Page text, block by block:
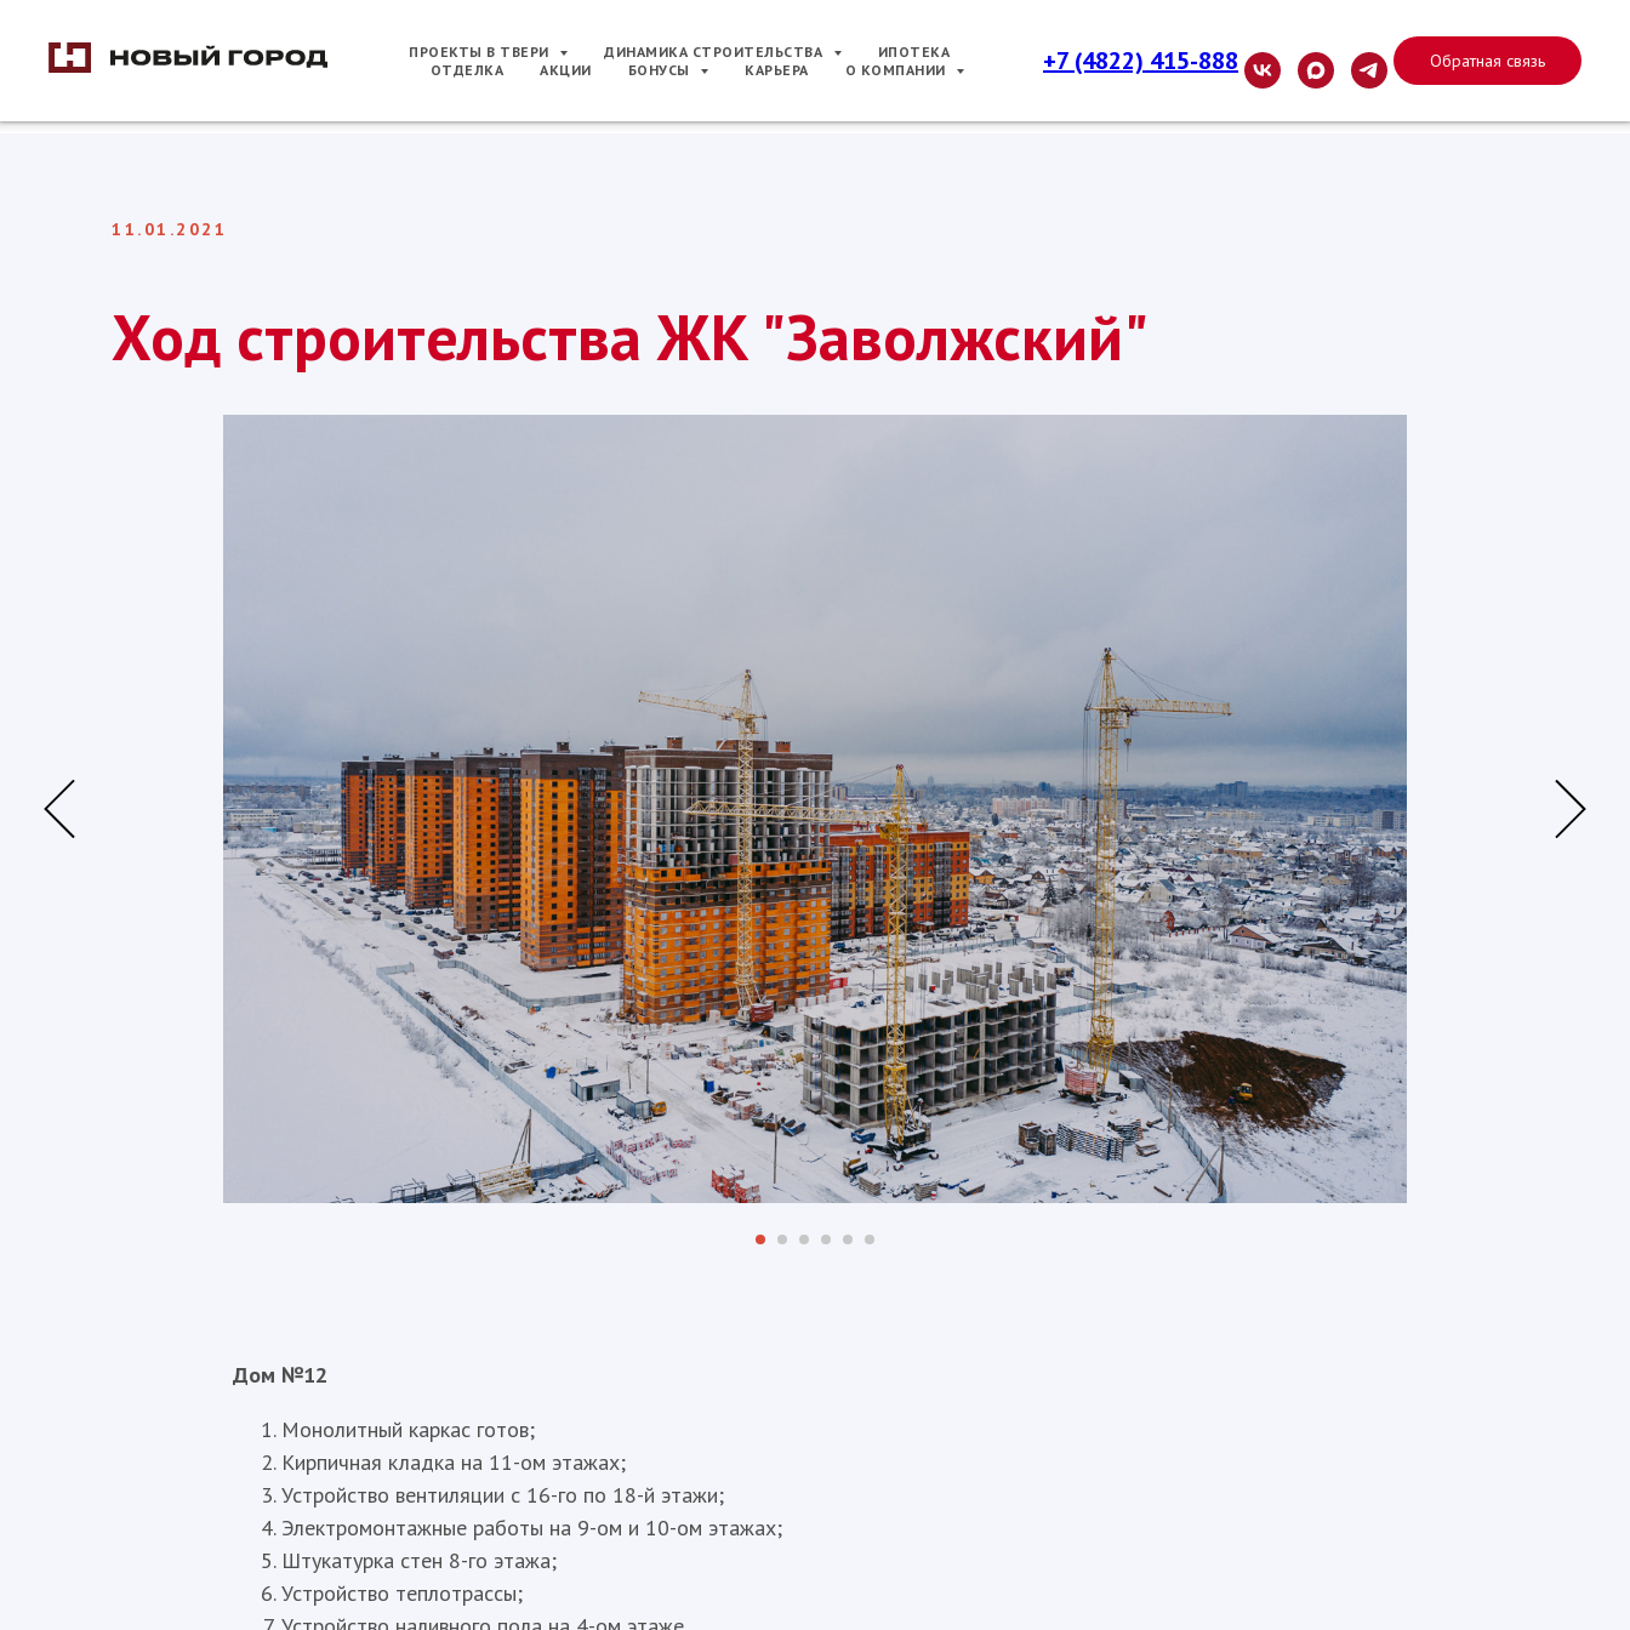
ПРОЕКТЫ В ТВЕРИ ДИНАМИКА СТРОИТЕЛЬСТВА
ИПОТЕКА
ОТДЕЛКА
АКЦИИ БОНУСЫ КАРЬЕРА О КОМПАНИИ +7 (4822) 415-888 Обратная связь
11.01.2021
Ход строительства ЖК "Заволжский"
Дом №12
Монолитный каркас готов;
Кирпичная кладка на 11-ом этажах;
Устройство вентиляции с 16-го по 18-й этажи;
Электромонтажные работы на 9-ом и 10-ом этажах;
Штукатурка стен 8-го этажа;
Устройство теплотрассы;